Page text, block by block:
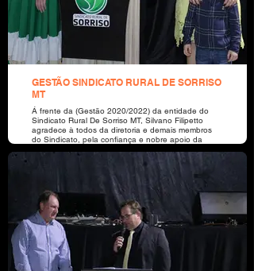
GESTÃO SINDICATO RURAL DE SORRISO
MT
Á frente da (Gestão 2020/2022) da entidade do
Sindicato Rural De Sorriso MT, Silvano Filipetto
agradece à todos da diretoria e demais membros
do Sindicato, pela confiança e nobre apoio da